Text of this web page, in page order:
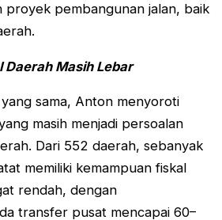
proyek pembangunan jalan, baik
Daerah Masih Lebar
sama, Anton menyoroti
masih menjadi persoalan
Dari 552 daerah, sebanyak
memiliki kemampuan fiskal
rendah, dengan
transfer pusat mencapai 60–